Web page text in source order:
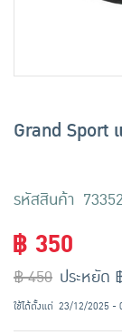
อาหารสด ผัก ผลไม้และ
Grand Sport
รหัสสินค้า
฿ 350
฿ 450 ประหยัด
ใช้ได้ตั้งแต่ 23/12/2025 -